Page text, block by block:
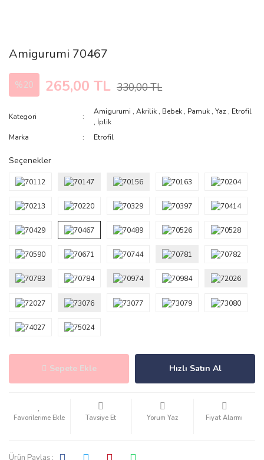
Amigurumi 70467
%20 265,00 TL 330,00 TL
Kategori
Amigurumi ,Akrilik , Bebek , Pamuk ,Yaz , Etrofil
, İplik
Marka
Etrofil
Seçenekler
Sepete Ekle Hızlı Satın Al
Tavsiye Et Yorum Yaz Fiyat Alarmı
Ürün Paylaş :